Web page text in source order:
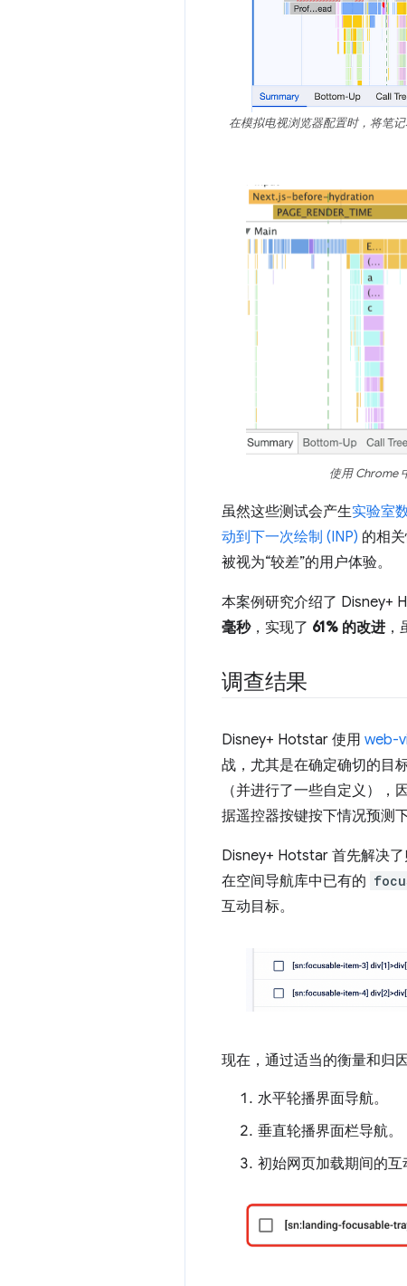
在模拟电视浏览器配置时，将笔记
使用 Chrome
虽然这些测试会产生实验室
动到下一次绘制 (INP) 的相
被视为“较差”的用户体验。
本案例研究介绍了 Disney+
毫秒，实现了 61% 的改进
调查结果
Disney+ Hotstar 使用 web-
战，尤其是在确定确切的目
（并进行了一些自定义）
据遥控器按键按下情况预测
Disney+ Hotstar 首先解决
在空间导航库中已有的
互动目标。
现在，通过适当的衡量和归
水平轮播界面导航。
垂直轮播界面栏导航。
初始网页加载期间的互